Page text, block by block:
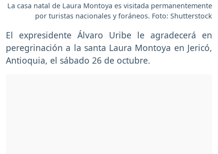
La casa natal de Laura Montoya es visitada permanentemente
por turistas nacionales y foráneos. Foto: Shutterstock
El expresidente Álvaro Uribe le agradecerá en
peregrinación a la santa Laura Montoya en Jericó,
Antioquia, el sábado 26 de octubre.